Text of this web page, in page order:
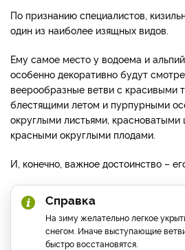
По признанию специалистов,
один из наиболее изящных видов.
Ему самое место у водоема и
особенно декоративно будут
веерообразные ветви с красивыми
блестящими летом и пурпурными
округлыми листьями, красноватыми
красными округлыми плодами.
И, конечно, важное достоинство –
Справка
На зиму желательно легкое
снегом. Иначе выступающие
быстро восстановятся.